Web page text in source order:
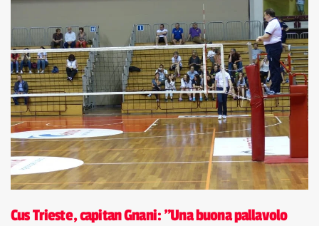
Cus Trieste, capitan Gnani: "Una buona pallavolo